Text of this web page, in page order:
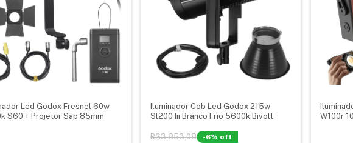
IECLed Godox Fresnel 60w
S60 + Projetor Sap 85mm
Iluminador Cob Led Godox 215w
Sl200 Iii Branco Frio 5600k Bivolt
R$3.853,08 -6% off
W100r